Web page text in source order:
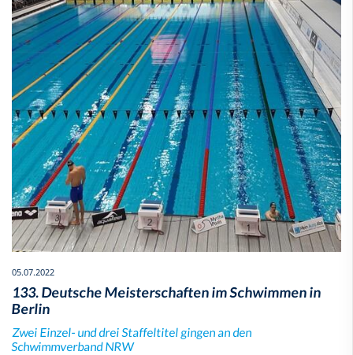
05.07.2022
133. Deutsche Meisterschaften im Schwimmen in
Berlin
Zwei Einzel- und drei Staffeltitel gingen an den
Schwimmverband NRW